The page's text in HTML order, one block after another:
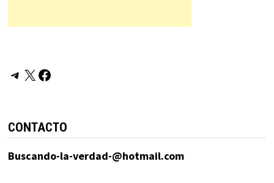
Telegram
X Facebook
CONTACTO
Buscando-la-verdad-@hotmail.com